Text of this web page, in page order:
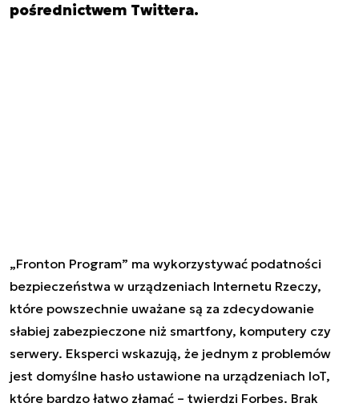
pośrednictwem Twittera.
„Fronton Program” ma wykorzystywać podatności
bezpieczeństwa w urządzeniach Internetu Rzeczy,
które powszechnie uważane są za zdecydowanie
słabiej zabezpieczone niż smartfony, komputery czy
serwery. Eksperci wskazują, że jednym z problemów
jest domyślne hasło ustawione na urządzeniach IoT,
które bardzo łatwo złamać – twierdzi Forbes. Brak